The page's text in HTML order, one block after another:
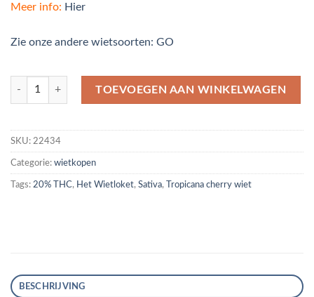
Meer info: Hier
Zie onze andere wietsoorten: GO
Tropicana Cherry wiet Connoisseur Collectie hoeveelheid
TOEVOEGEN AAN WINKELWAGEN
SKU: 22434
Categorie: wietkopen
Tags: 20% THC, Het Wietloket, Sativa, Tropicana cherry wiet
BESCHRIJVING